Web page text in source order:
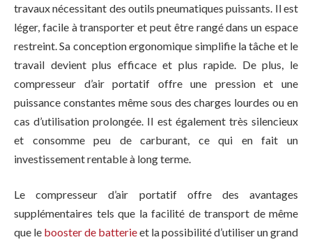
travaux nécessitant des outils pneumatiques puissants. Il est
léger, facile à transporter et peut être rangé dans un espace
restreint. Sa conception ergonomique simplifie la tâche et le
travail devient plus efficace et plus rapide. De plus, le
compresseur d’air portatif offre une pression et une
puissance constantes même sous des charges lourdes ou en
cas d’utilisation prolongée. Il est également très silencieux
et consomme peu de carburant, ce qui en fait un
investissement rentable à long terme.
Le compresseur d’air portatif offre des avantages
supplémentaires tels que la facilité de transport de même
que le booster de batterieet la possibilité d’utiliser un grand